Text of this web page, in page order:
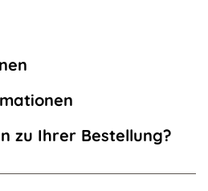
zu Ihrer Bestellung?